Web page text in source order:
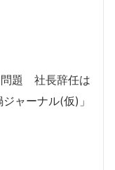
問題 社長辞任は
ャーナル(仮)」